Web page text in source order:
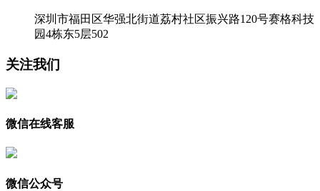
深圳市福田区华强北街道荔村社区振兴路120号赛格科技
园4栋东5层502
关注我们
微信在线客服
微信公众号